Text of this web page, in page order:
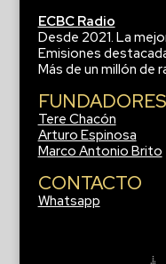
ECBC Radio
Desde 2021. La
Emisiones
Más de un millón de
FUNDADORES
Tere Chacón
Arturo Espinosa
Marco Antonio Brito
CONTACTO
Whatsapp